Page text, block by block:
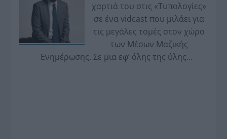
χαρτιά του στις «Τυπολογίες»
σε ένα vidcast που μιλάει για
τις μεγάλες τομές στον χώρο
των Μέσων Μαζικής
Ενημέρωσης. Σε μια εφ’ όλης της ύλης